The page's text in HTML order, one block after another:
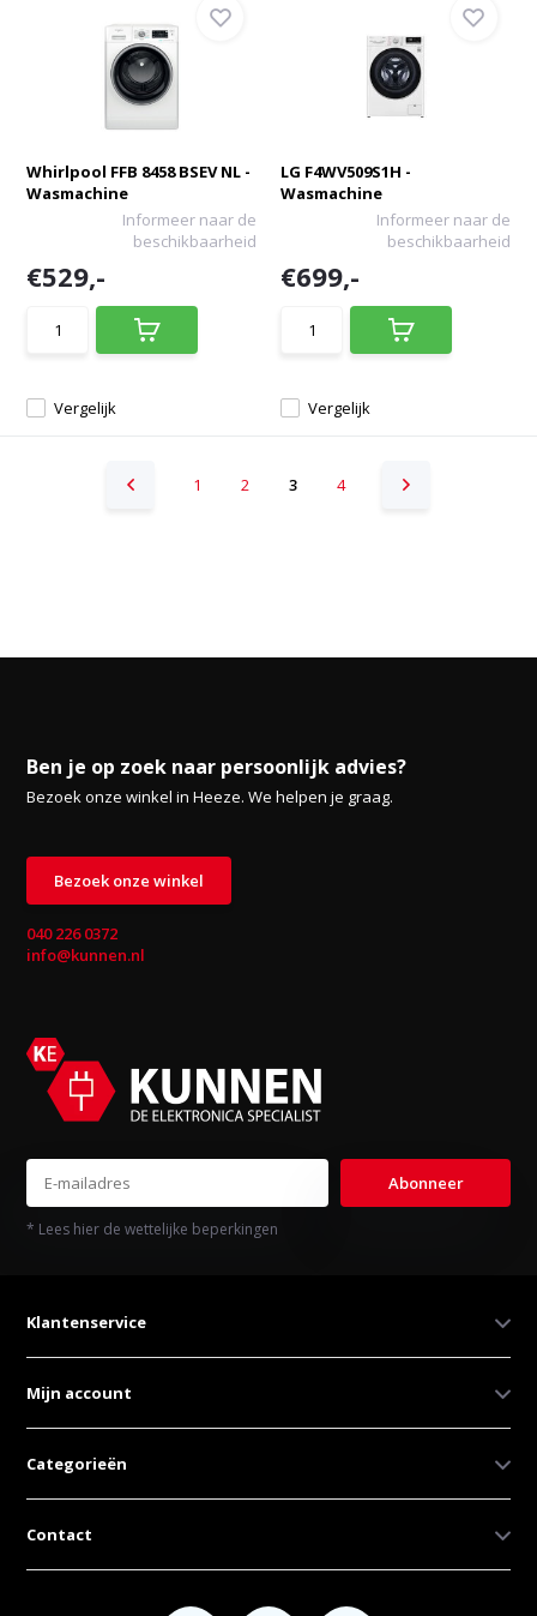
Whirlpool FFB 8458 BSEV NL -
Wasmachine
Vergelijk
Informeer naar de
beschikbaarheid
€529,-
LG F4WV509S1H -
Wasmachine
Vergelijk
Informeer naar de
beschikbaarheid
€699,-
1 2 3 4
Ben je op zoek naar persoonlijk advies?
Bezoek onze winkel in Heeze. We helpen je graag.
Bezoek onze winkel
040 226 0372
info@kunnen.nl
Abonneer
* Lees hier de wettelijke beperkingen
Klantenservice
Mijn account
Categorieën
Contact